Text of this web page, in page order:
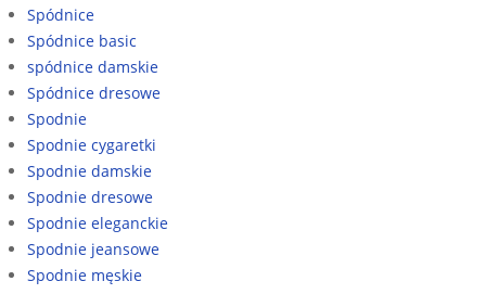
Spódnice
Spódnice basic
spódnice damskie
Spódnice dresowe
Spodnie
Spodnie cygaretki
Spodnie damskie
Spodnie dresowe
Spodnie eleganckie
Spodnie jeansowe
Spodnie męskie